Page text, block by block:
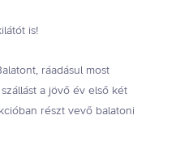
is!
ráadásul most
a jövő év első két
részt vevő balatoni